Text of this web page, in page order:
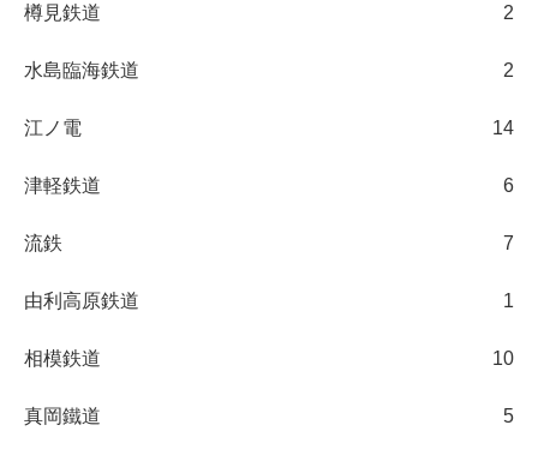
樽見鉄道 2
水島臨海鉄道 2
江ノ電 14
津軽鉄道 6
流鉄 7
由利高原鉄道 1
相模鉄道 10
真岡鐵道 5